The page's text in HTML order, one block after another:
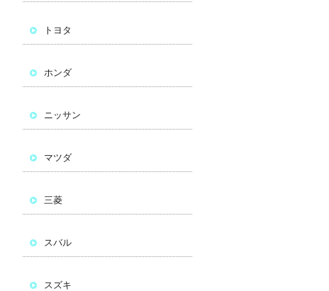
トヨタ
ホンダ
ニッサン
マツダ
三菱
スバル
スズキ